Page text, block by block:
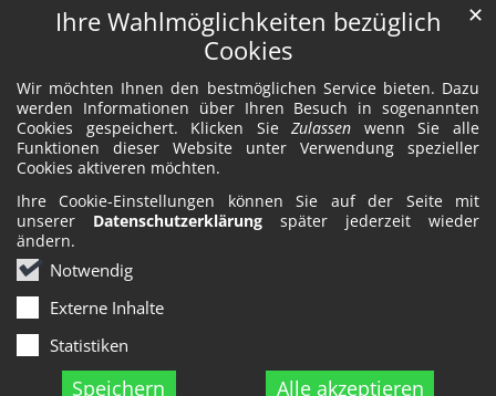
Ihre Wahlmöglichkeiten bezüglich
Cookies
Wir möchten Ihnen den bestmöglichen Service bieten. Dazu
werden Informationen über Ihren Besuch in sogenannten
Cookies gespeichert. Klicken SieZulassen wenn Sie alle
Funktionen dieser Website unter Verwendung spezieller
Cookies aktiveren möchten.
Ihre Cookie-Einstellungen können Sie auf der Seite mit
unserer Datenschutzerklärung später jederzeit wieder
ändern.
Notwendig
Externe Inhalte
Statistiken
Speichern Alle akzeptieren
✕